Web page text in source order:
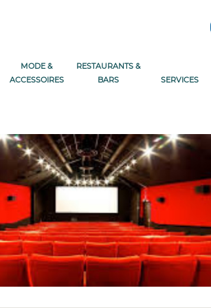
MODE &
ACCESSOIRES
RESTAURANTS &
BARS
SERVICES